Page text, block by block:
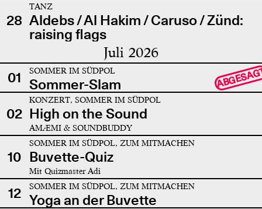
28
TANZ
Aldebs / Al Hakim / Caruso / Zünd:
raising flags
Juli 2026
01 SOMMER IM SÜDPOL
Sommer-Slam
02
KONZERT, SOMMER IM SÜDPOL
High on the Sound
AMÆMI & SOUNDBUDDY
10
SOMMER IM SÜDPOL, ZUM MITMACHEN
Buvette-Quiz
Mit Quizmaster Adi
12 SOMMER IM SÜDPOL, ZUM MITMACHEN
Yoga an der Buvette